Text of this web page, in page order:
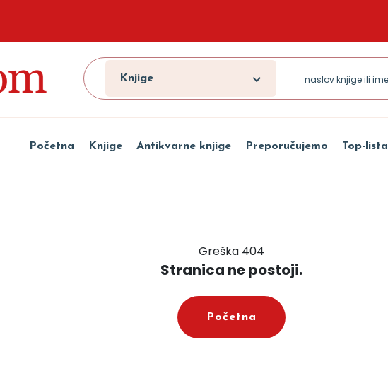
Knjige
Početna Knjige Antikvarne knjige Preporučujemo Top-lista
Greška 404
Stranica ne postoji.
Početna